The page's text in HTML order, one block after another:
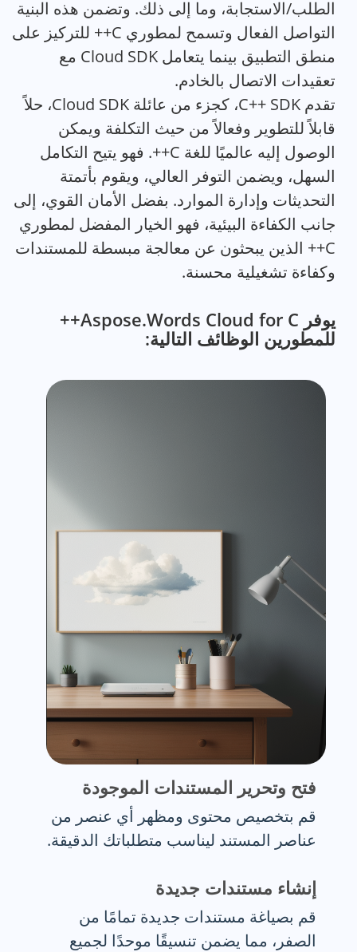
الطلب/الاستجابة، وما إلى ذلك. وتضمن هذه البنية
التواصل الفعال وتسمح لمطوري C++ للتركيز على
منطق التطبيق بينما يتعامل Cloud SDK مع
تعقيدات الاتصال بالخادم.
تقدم C++ SDK، كجزء من عائلة Cloud SDK، حلاً
قابلاً للتطوير وفعالاً من حيث التكلفة ويمكن
الوصول إليه عالميًا للغة C++. فهو يتيح التكامل
السهل، ويضمن التوفر العالي، ويقوم بأتمتة
التحديثات وإدارة الموارد. بفضل الأمان القوي، إلى
جانب الكفاءة البيئية، فهو الخيار المفضل لمطوري
C++ الذين يبحثون عن معالجة مبسطة للمستندات
وكفاءة تشغيلية محسنة.
يوفر Aspose.Words Cloud for C++
للمطورين الوظائف التالية:
فتح وتحرير المستندات الموجودة
قم بتخصيص محتوى ومظهر أي عنصر من
عناصر المستند ليناسب متطلباتك الدقيقة.
إنشاء مستندات جديدة
قم بصياغة مستندات جديدة تمامًا من
الصفر، مما يضمن تنسيقًا موحدًا لجميع